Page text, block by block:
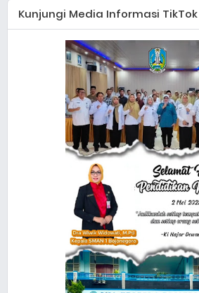
Kunjungi Media Informasi TikTok